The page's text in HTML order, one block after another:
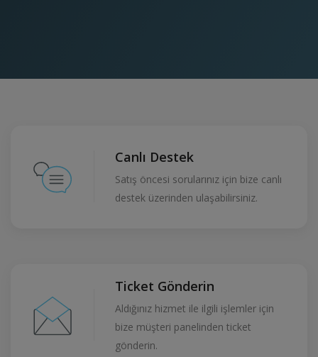
Canlı Destek
Satış öncesi sorularınız için bize canlı
destek üzerinden ulaşabilirsiniz.
Ticket Gönderin
Aldığınız hizmet ile ilgili işlemler için
bize müşteri panelinden ticket
gönderin.